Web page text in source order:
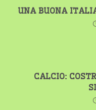
UNA BUONA
CALCIO: